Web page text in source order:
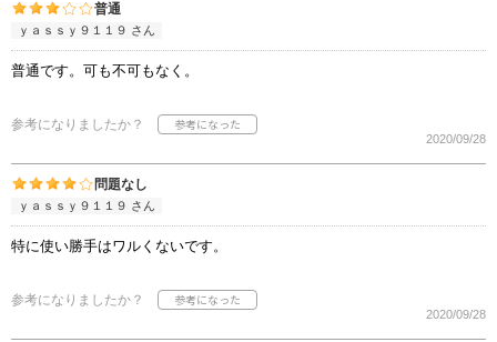
普通
ｙａｓｓｙ９１１９ さん
普通です。可も不可もなく。
参考になりましたか？
2020/09/28
問題なし
ｙａｓｓｙ９１１９ さん
特に使い勝手はワルくないです。
参考になりましたか？
2020/09/28